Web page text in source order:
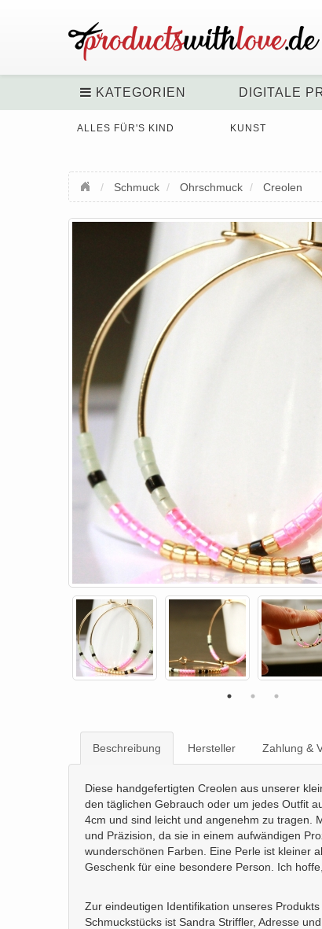
KATEGORIEN DIGITALE
ALLES FÜR'S KIND KUNST
Schmuck Ohrschmuck Creolen
Beschreibung Hersteller Zahlung &
Diese handgefertigten Creolen aus unserer
den täglichen Gebrauch oder um jedes Outfit
4cm und sind leicht und angenehm zu tragen.
und Präzision, da sie in einem aufwändigen
wunderschönen Farben. Eine Perle ist kleiner
Geschenk für eine besondere Person. Ich
Zur eindeutigen Identifikation unseres
Schmuckstücks ist Sandra Striffler, Adresse